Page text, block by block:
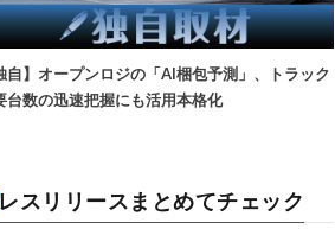
自】オープンロジの「AI梱包予測」、トラック
台数の迅速把握にも活用本格化
レスリリースまとめてチェック